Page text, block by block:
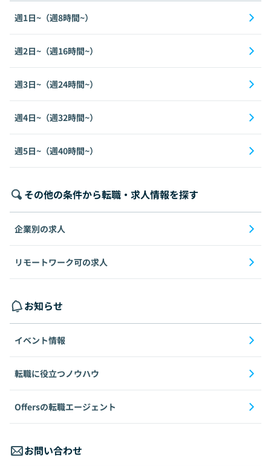
週1日~（週8時間~）
週2日~（週16時間~）
週3日~（週24時間~）
週4日~（週32時間~）
週5日~（週40時間~）
その他の条件から転職・求人情報を探す
企業別の求人
リモートワーク可の求人
お知らせ
イベント情報
転職に役立つノウハウ
Offersの転職エージェント
お問い合わせ